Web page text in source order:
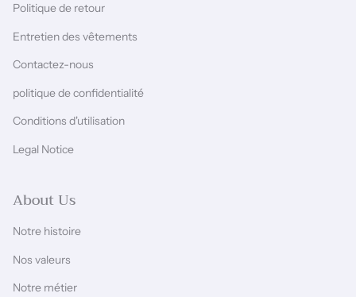
Politique de retour
Entretien des vêtements
Contactez-nous
politique de confidentialité
Conditions d'utilisation
Legal Notice
About Us
Notre histoire
Nos valeurs
Notre métier